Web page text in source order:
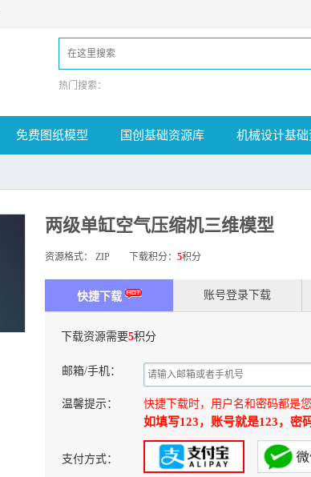
热门搜索：
免费图纸模型 国创基础资源库 机械设计基础
两级单缸空气压缩机三维模型
资源格式： ZIP 下载积分： 5积分
快捷下载 账号登录下载
下载资源需要5积分
邮箱/手机：
温馨提示： 快捷下载时，用户名和密码都是
如填写123，账号就是123，密
支付方式：